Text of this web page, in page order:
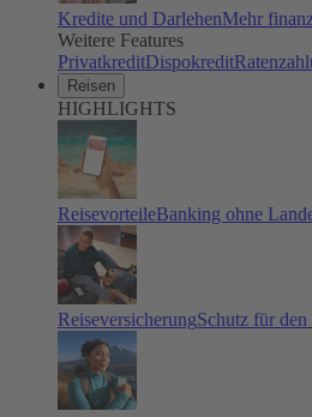
Kredite und DarlehenMehr
Weitere Features
PrivatkreditDispokredit
Reisen
HIGHLIGHTS
ReisevorteileBanking ohne
ReiseversicherungSchutz für